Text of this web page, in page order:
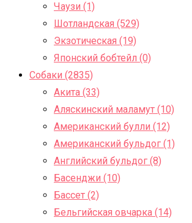
Чаузи (1)
Шотландская (529)
Экзотическая (19)
Японский бобтейл (0)
Собаки (2835)
Акита (33)
Аляскинский маламут (10)
Американский булли (12)
Американский бульдог (1)
Английский бульдог (8)
Басенджи (10)
Бассет (2)
Бельгийская овчарка (14)